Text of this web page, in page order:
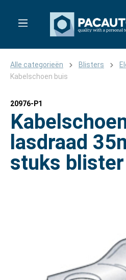
Alle categorieën Blisters
Kabelschoen buis
20976-P1
lasdraad
stuks blister